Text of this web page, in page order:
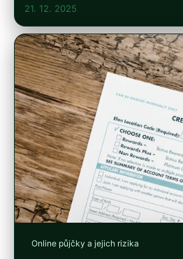
21. 12. 2025
Online půjčky a jejich rizika